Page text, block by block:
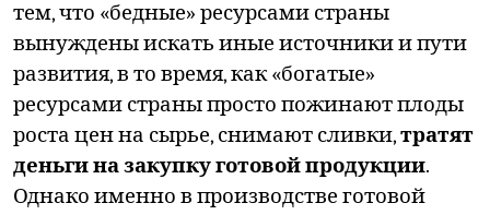
тем, что «бедные» ресурсами страны
вынуждены искать иные источники и пути
развития, в то время, как «богатые»
ресурсами страны просто пожинают плоды
роста цен на сырье, снимают сливки,тратят
деньги на закупку готовой продукции.
Однако именно в производстве готовой